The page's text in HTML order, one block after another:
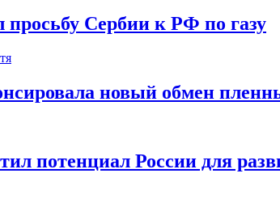
просьбу Сербии к РФ по газу
новый обмен
потенциал России для